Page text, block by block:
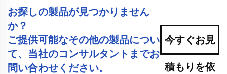
お探しの製品が見つかりません
か？
ご提供可能なその他の製品につい
て、当社のコンサルタントまでお
問い合わせください。
今すぐお見
積もりを依